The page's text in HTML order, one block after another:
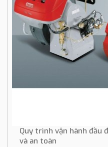
Quy trình vận hành đầu
và an toàn